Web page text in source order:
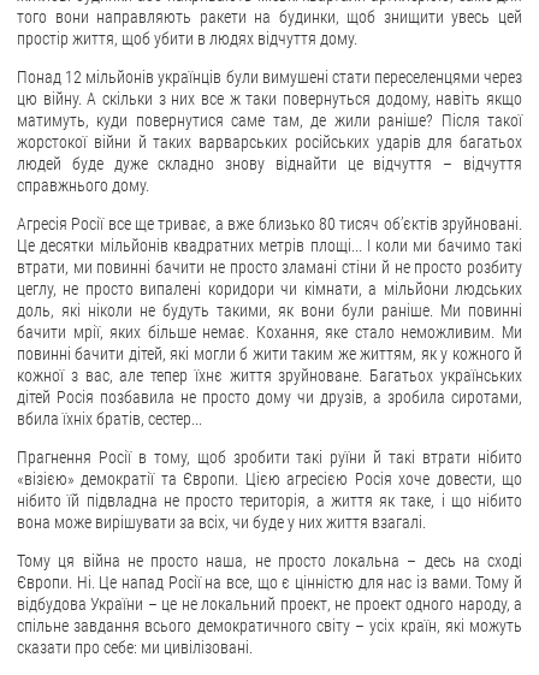
того вони направляють ракети на будинки, щоб знищити увесь цей
простір життя, щоб убити в людях відчуття дому.
Понад 12 мільйонів українців були вимушені стати переселенцями через
цю війну. А скільки з них все ж таки повернуться додому, навіть якщо
матимуть, куди повернутися саме там, де жили раніше? Після такої
жорстокої війни й таких варварських російських ударів для багатьох
людей буде дуже складно знову віднайти це відчуття – відчуття
справжнього дому.
Агресія Росії все ще триває, а вже близько 80 тисяч обʼєктів зруйновані.
Це десятки мільйонів квадратних метрів площі... І коли ми бачимо такі
втрати, ми повинні бачити не просто зламані стіни й не просто розбиту
цеглу, не просто випалені коридори чи кімнати, а мільйони людських
доль, які ніколи не будуть такими, як вони були раніше. Ми повинні
бачити мрії, яких більше немає. Кохання, яке стало неможливим. Ми
повинні бачити дітей, які могли б жити таким же життям, як у кожного й
кожної з вас, але тепер їхнє життя зруйноване. Багатьох українських
дітей Росія позбавила не просто дому чи друзів, а зробила сиротами,
вбила їхніх братів, сестер...
Прагнення Росії в тому, щоб зробити такі руїни й такі втрати нібито
«візією» демократії та Європи. Цією агресією Росія хоче довести, що
нібито їй підвладна не просто територія, а життя як таке, і що нібито
вона може вирішувати за всіх, чи буде у них життя взагалі.
Тому ця війна не просто наша, не просто локальна – десь на сході
Європи. Ні. Це напад Росії на все, що є цінністю для нас із вами. Тому й
відбудова України – це не локальний проект, не проект одного народу, а
спільне завдання всього демократичного світу – усіх країн, які можуть
сказати про себе: ми цивілізовані.